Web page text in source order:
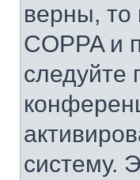
верны,
COPPA и
следуйте
систему.